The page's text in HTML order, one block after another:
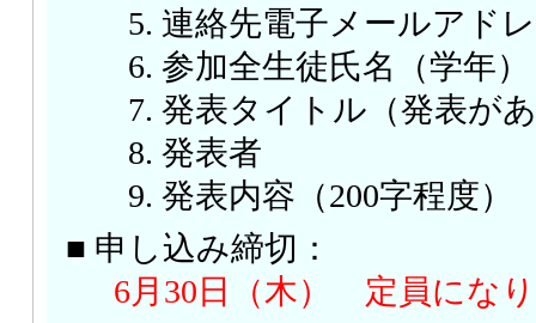
連絡先電子メールアド
参加全生徒氏名（学年）
発表タイトル（発表が
発表者
発表内容（200字程度）
■ 申し込み締切：
6月30日（木） 定員にな